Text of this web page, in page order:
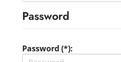
Password
Password (*):